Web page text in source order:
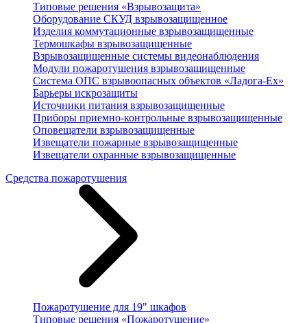
Типовые решения «Взрывозащита»
Оборудование СКУД взрывозащищенное
Изделия коммутационные взрывозащищенные
Термошкафы взрывозащищенные
Взрывозащищенные системы видеонаблюдения
Модули пожаротушения взрывозащищенные
Система ОПС взрывоопасных объектов «Ладога-Ex»
Барьеры искрозащиты
Источники питания взрывозащищенные
Приборы приемно-контрольные взрывозащищенные
Оповещатели взрывозащищенные
Извещатели пожарные взрывозащищенные
Извещатели охранные взрывозащищенные
Средства пожаротушения
Пожаротушение для 19" шкафов
Типовые решения «Пожаротушение»